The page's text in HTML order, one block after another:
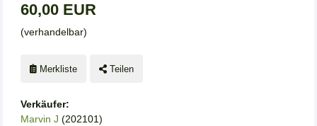
60,00 EUR
(verhandelbar)
Merkliste Teilen
Verkäufer:
Marvin J (202101)